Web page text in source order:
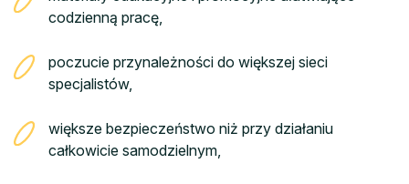
codzienną pracę,
poczucie przynależności do większej sieci
specjalistów,
większe bezpieczeństwo niż przy działaniu
całkowicie samodzielnym,